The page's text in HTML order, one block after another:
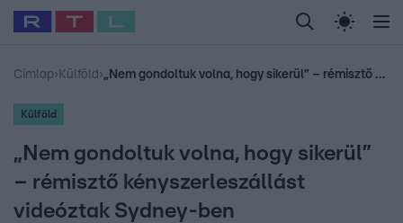
Legfrissebb RTL Híradó Randi Celeb vagyok,
Babits Marcella Most Wanted Gallusz
Címlap› Külföld › „Nem gondoltuk volna, hogy sikerül” – rémisztő kényszerleszállást videóztak Sydney-ben
Külföld
„Nem gondoltuk volna, hogy sikerül”
– rémisztő kényszerleszállást
videóztak Sydney-ben